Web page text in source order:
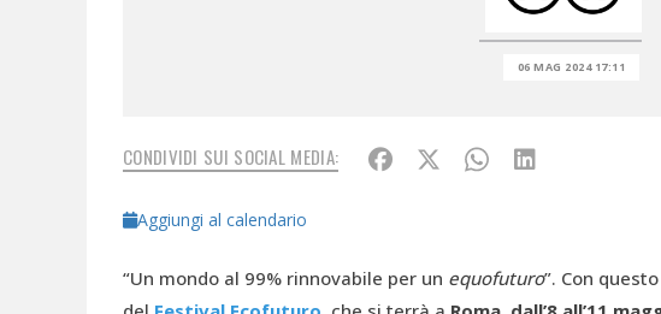
06 MAG 2024 17:11
CONDIVIDI SUI SOCIAL MEDIA:
Aggiungi al calendario
“Un mondo al 99% rinnovabile per un equofuturo”. Con